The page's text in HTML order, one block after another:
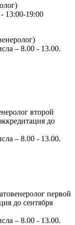
13:00-19:00
– 8.00 - 13.00.
второй
до
– 8.00 - 13.00.
первой
до сентября
– 8.00 - 13.00.